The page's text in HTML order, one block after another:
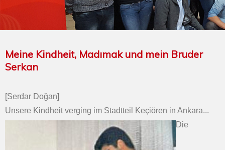
ALEVITENTUM
SERVICE
Meine Kindheit, Madımak und mein Bruder
Serkan
[Serdar Doğan]
Unsere Kindheit verging im Stadtteil Keçiören in Ankara...
Die